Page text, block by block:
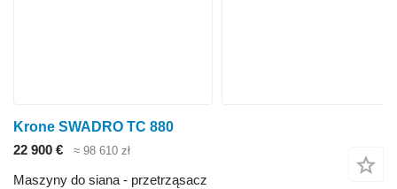
Krone SWADRO TC 880
22 900 €
≈ 98 610 zł
Maszyny do siana - przetrząsacz